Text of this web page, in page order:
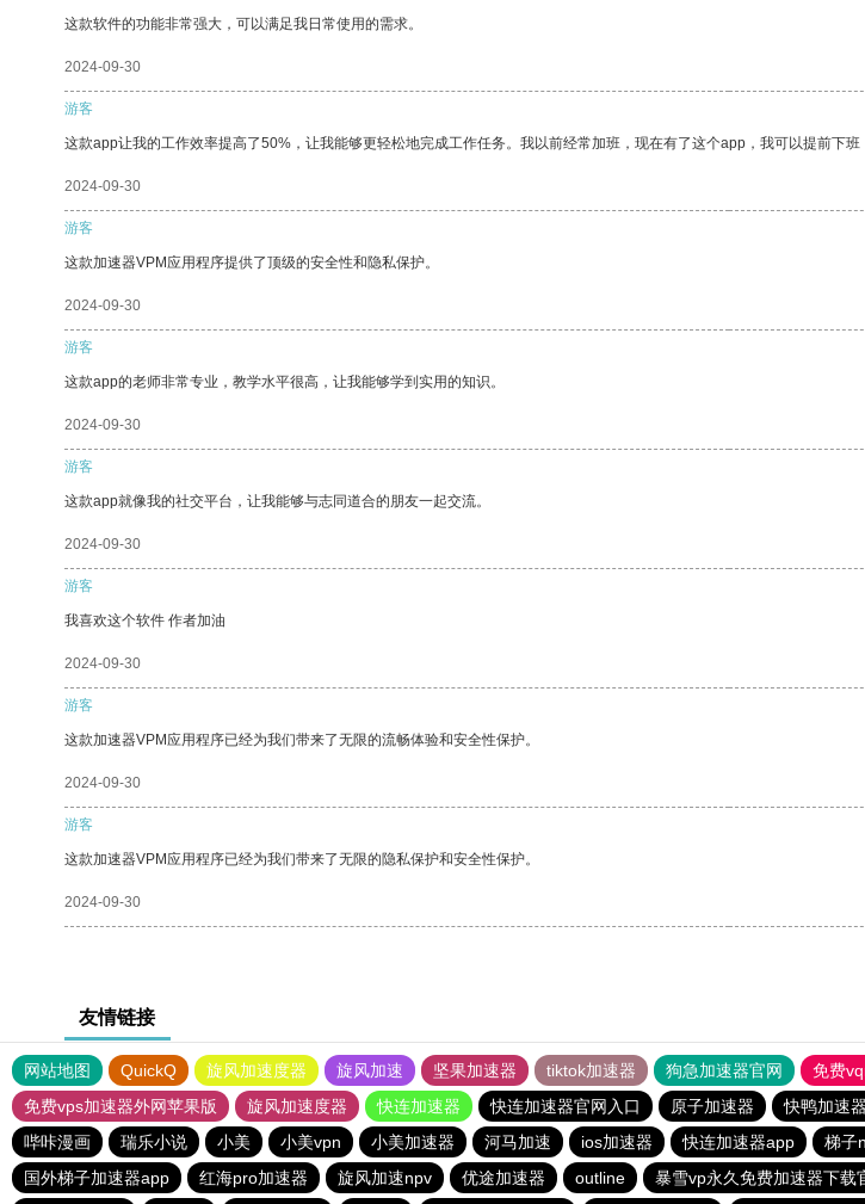
这款软件的功能非常强大，可以满足我日常使用的需求。
2024-09-30
游客
这款app让我的工作效率提高了50%，让我能够更轻松地完成工作任务。我以前经常加班，现在有了这个app，我可以提前下班
2024-09-30
游客
这款加速器VPM应用程序提供了顶级的安全性和隐私保护。
2024-09-30
游客
这款app的老师非常专业，教学水平很高，让我能够学到实用的知识。
2024-09-30
游客
这款app就像我的社交平台，让我能够与志同道合的朋友一起交流。
2024-09-30
游客
我喜欢这个软件 作者加油
2024-09-30
游客
这款加速器VPM应用程序已经为我们带来了无限的流畅体验和安全性保护。
2024-09-30
游客
这款加速器VPM应用程序已经为我们带来了无限的隐私保护和安全性保护。
2024-09-30
友情链接
网站地图 QuickQ 旋风加速度器 旋风加速 坚果加速器 tiktok加速器 狗急加速器官网 免费
免费vps加速器外网苹果版
旋风加速度器 快连加速器 快连加速器官网入口 原子加速器 快鸭加速器
哔咔漫画
瑞乐小说 小美 小美vpn 小美加速器 河马加速 ios加速器 快连加速器app 梯子
国外梯子加速器app
红海pro加速器 旋风加速npv 优途加速器 outline 暴雪vp永久免费加速器下载